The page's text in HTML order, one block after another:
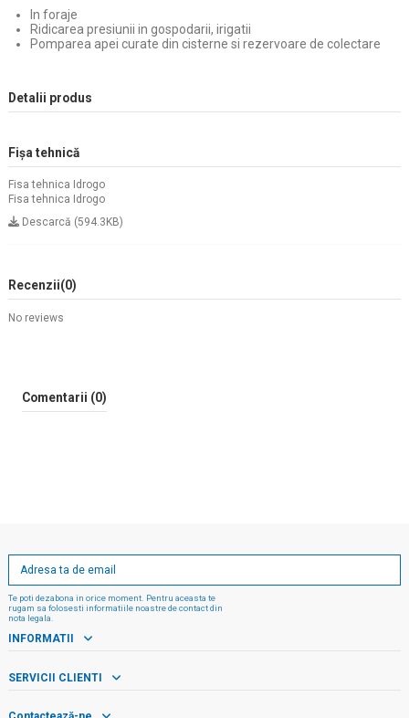
In foraje
Ridicarea presiunii in gospodarii, irigatii
Pomparea apei curate din cisterne si rezervoare de colectare
Detalii produs
Fișa tehnică
Fisa tehnica Idrogo
Fisa tehnica Idrogo
Descarcă (594.3KB)
Recenzii(0)
No reviews
Comentarii (0)
Te poti dezabona in orice moment. Pentru aceasta te
rugam sa folosesti informatiile noastre de contact din
nota legala.
INFORMATII
SERVICII CLIENTI